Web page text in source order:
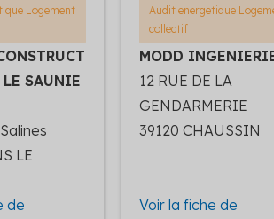
Logement
SAUNIE
LE
de
Audit energetique
collectif
MODD
12 RUE DE LA
GENDARMERIE
39120 CHAUSSIN
Voir la fiche de